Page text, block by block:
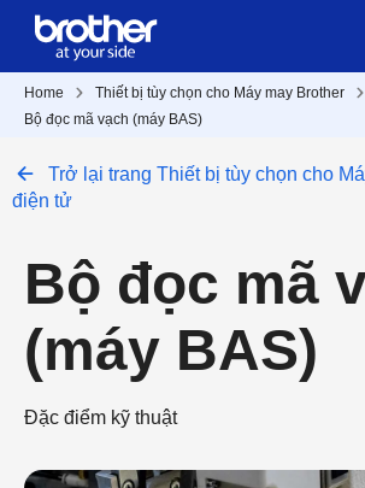
Home Thiết bị tùy chọn cho Máy may Brother
Bộ đọc mã vạch (máy BAS)
Trở lại trang Thiết bị tùy chọn cho
điện tử
Bộ đọc mã
(máy BAS)
Đặc điểm kỹ thuật